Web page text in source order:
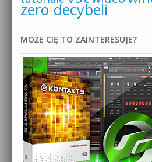
zero decybeli
MOŻE CIĘ TO ZAINTERESUJE?